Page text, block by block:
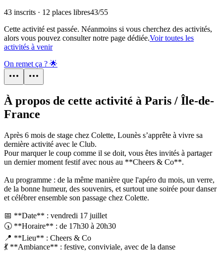
43 inscrits · 12 places libres43/55
Cette activité est passée. Néanmoins si vous cherchez des activités,
alors vous pouvez consulter notre page dédiée.Voir toutes les
activités à venir
On remet ça ? 🌟
À propos de cette activité à Paris / Île-de-
France
Après 6 mois de stage chez Colette, Lounès s’apprête à vivre sa
dernière activité avec le Club.
Pour marquer le coup comme il se doit, vous êtes invités à partager
un dernier moment festif avec nous au **Cheers & Co**.
Au programme : de la même manière que l'apéro du mois, un verre,
de la bonne humeur, des souvenirs, et surtout une soirée pour danser
et célébrer ensemble son passage chez Colette.
📅 **Date** : vendredi 17 juillet
🕠 **Horaire** : de 17h30 à 20h30
📍 **Lieu** : Cheers & Co
💃 **Ambiance** : festive, conviviale, avec de la danse